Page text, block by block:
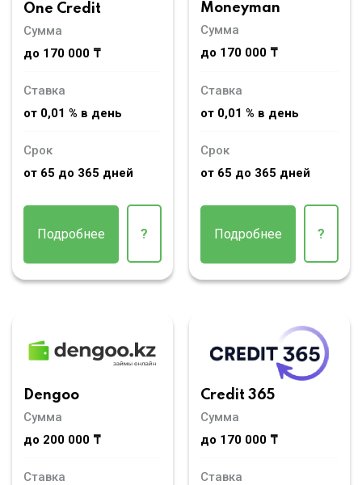
One Credit
Сумма
до 170 000 ₸
Ставка
от 0,01 % в день
Срок
от 65 до 365 дней
Подробнее ?
Moneyman
Сумма
до 170 000 ₸
Ставка
от 0,01 % в день
Срок
от 65 до 365 дней
Подробнее ?
Dengoo
Сумма
до 200 000 ₸
Ставка
Credit 365
Сумма
до 170 000 ₸
Ставка